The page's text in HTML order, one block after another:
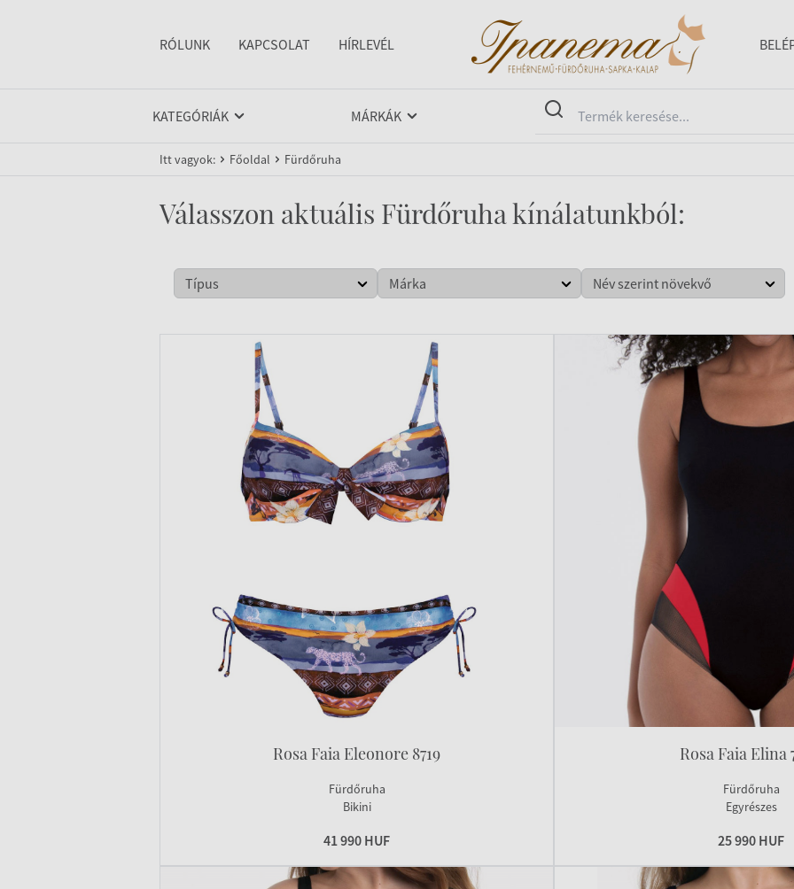
RÓLUNK KAPCSOLAT HÍRLEVÉL
KATEGÓRIÁK MÁRKÁK
Itt vagyok: Főoldal Fürdőruha
Válasszon aktuális Fürdőruha kínálatunkból:
Rosa Faia Eleonore 8719
Fürdőruha
Bikini
41 990 HUF
Rosa Faia Elina
Fürdőruha
Egyrészes
25 990 HUF